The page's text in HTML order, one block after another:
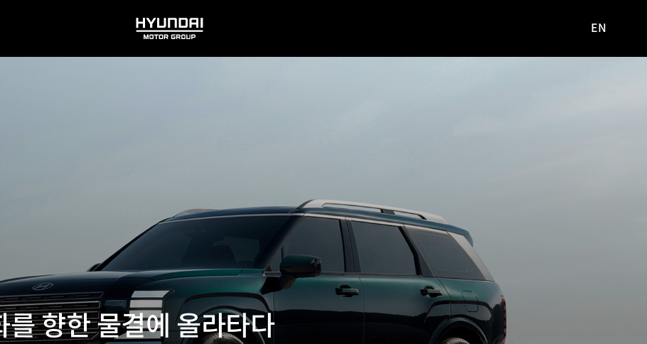
HYUNDAI
MOTOR
사이트로
EN
를 향한 물결에 올라타다